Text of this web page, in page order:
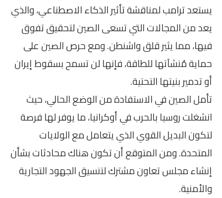
يستعد ترامب لمناقشة تأثير الذكاء الاصطناعي، والذي
يعد من المجالات التي تسعى الصين لتحقيق تفوق
فيها، مما يثير قلق واشنطن. ومع حرص الصين على
حماية مُنشآتها للطاقة، فإنها لن تسمح بسقوط إيران
أو تدمير بنيتها التحتية.
تأمل الصين في الاستفادة من الوضع الحالي، حيث
انشغلت روسيا بالحرب في أوكرانيا، ما يوفر لها فرصة
لتكون البديل القوي الذي يتعامل مع الولايات
المتحدة. ومن المتوقع أن تكون هناك محادثات بشأن
إنشاء مجلس تعاون مشترك لتنسيق الجهود التجارية
والأمنية.